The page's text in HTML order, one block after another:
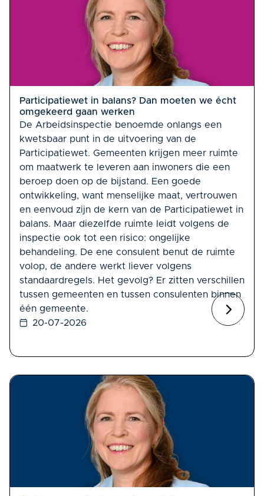
Participatiewet in balans? Dan moeten we écht
omgekeerd gaan werken
De Arbeidsinspectie benoemde onlangs een
kwetsbaar punt in de uitvoering van de
Participatiewet. Gemeenten krijgen meer ruimte
om maatwerk te leveren aan inwoners die een
beroep doen op de bijstand. Een goede
ontwikkeling, want menselijke maat, vertrouwen
en eenvoud zijn de kern van de Participatiewet in
balans. Maar diezelfde ruimte leidt volgens de
inspectie ook tot een risico: ongelijke
behandeling. De ene consulent benut de ruimte
volop, de andere werkt liever volgens
standaardregels. Het gevolg? Er zitten verschillen
tussen gemeenten en tussen consulenten binnen
één gemeente.
20-07-2026